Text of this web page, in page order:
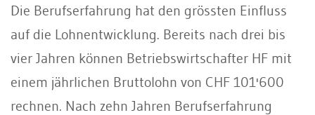
Die Berufserfahrung hat den grössten Einfluss
auf die Lohnentwicklung. Bereits nach drei bis
vier Jahren können Betriebswirtschafter HF mit
einem jährlichen Bruttolohn von CHF 101'600
rechnen. Nach zehn Jahren Berufserfahrung